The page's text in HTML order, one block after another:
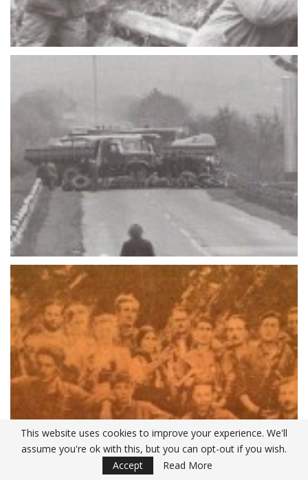
This website uses cookies to improve your experience. We'll
assume you're ok with this, but you can opt-out if you wish.
Accept
Read More